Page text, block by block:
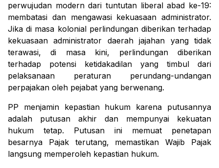
perwujudan modern dari tuntutan liberal abad ke-19:
membatasi dan mengawasi kekuasaan administrator.
Jika di masa kolonial perlindungan diberikan terhadap
kekuasaan administrator daerah jajahan yang tidak
terawasi, di masa kini, perlindungan diberikan
terhadap potensi ketidakadilan yang timbul dari
pelaksanaan peraturan perundang-undangan
perpajakan oleh pejabat yang berwenang.
PP menjamin kepastian hukum karena putusannya
adalah putusan akhir dan mempunyai kekuatan
hukum tetap. Putusan ini memuat penetapan
besarnya Pajak terutang, memastikan Wajib Pajak
langsung memperoleh kepastian hukum.